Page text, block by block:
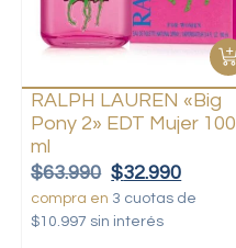
RALPH LAUREN «Big
Pony 2» EDT Mujer 100
ml
$63.990 $32.990
compra en 3 cuotas de
$10.997 sin interés